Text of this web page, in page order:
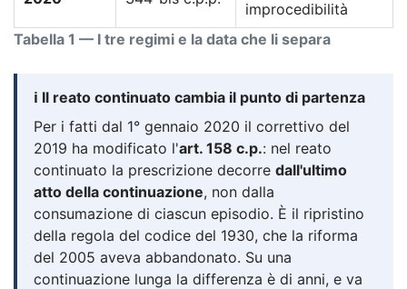
Tabella 1 — I tre regimi e la data che li separa
improcedibilità
ℹ️ Il reato continuato cambia il punto di partenza
Per i fatti dal 1° gennaio 2020 il correttivo del
2019 ha modificato l'art. 158 c.p.: nel reato
continuato la prescrizione decorre dall'ultimo
atto della continuazione, non dalla
consumazione di ciascun episodio. È il ripristino
della regola del codice del 1930, che la riforma
del 2005 aveva abbandonato. Su una
continuazione lunga la differenza è di anni, e va